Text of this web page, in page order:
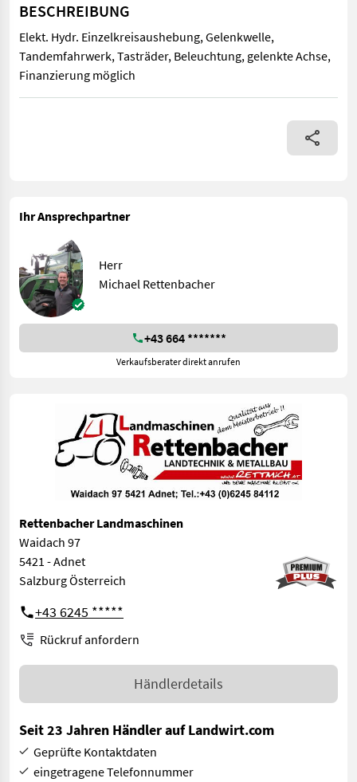
BESCHREIBUNG
Elekt. Hydr. Einzelkreisaushebung, Gelenkwelle,
Tandemfahrwerk, Tasträder, Beleuchtung, gelenkte Achse,
Finanzierung möglich
Elekt. Hydr. Einzelkreisaushebung, Gelenkwelle,
Ihr Ansprechpartner
Herr
Michael Rettenbacher
+43 664 *******
Verkaufsberater direkt anrufen
Rettenbacher Landmaschinen
Waidach 97
5421 - Adnet
Salzburg Österreich
+43 6245 *****
Rückruf anfordern
Händlerdetails
Seit 23 Jahren Händler auf Landwirt.com
Geprüfte Kontaktdaten
eingetragene Telefonnummer